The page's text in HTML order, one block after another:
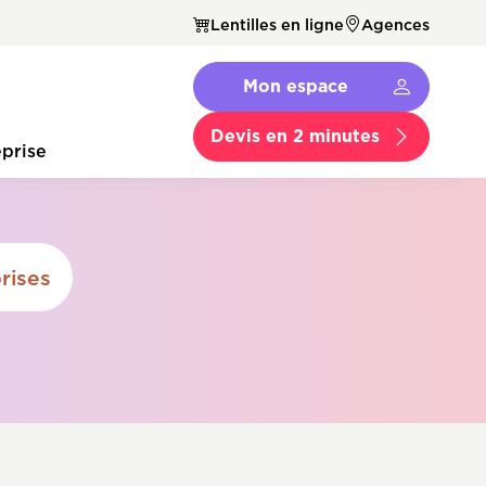
Lentilles en ligne Agences
Navbar
Menu
Secondaire
Mon espace
Devis en 2 minutes